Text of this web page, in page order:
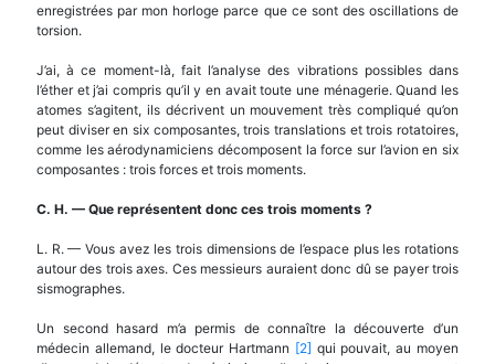
enregistrées par mon horloge parce que ce sont des oscillations de
torsion.
J’ai, à ce moment-là, fait l’analyse des vibrations possibles dans
l’éther et j’ai compris qu’il y en avait toute une ménagerie. Quand les
atomes s’agitent, ils décrivent un mouvement très compliqué qu’on
peut diviser en six composantes, trois translations et trois rotatoires,
comme les aérodynamiciens décomposent la force sur l’avion en six
composantes : trois forces et trois moments.
C. H. — Que représentent donc ces trois moments ?
L. R. — Vous avez les trois dimensions de l’espace plus les rotations
autour des trois axes. Ces messieurs auraient donc dû se payer trois
sismographes.
Un second hasard m’a permis de connaître la découverte d’un
médecin allemand, le docteur Hartmann [2] qui pouvait, au moyen